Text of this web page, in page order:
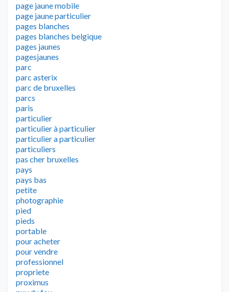
page jaune mobile
page jaune particulier
pages blanches
pages blanches belgique
pages jaunes
pagesjaunes
parc
parc asterix
parc de bruxelles
parcs
paris
particulier
particulier à particulier
particulier a particulier
particuliers
pas cher bruxelles
pays
pays bas
petite
photographie
pied
pieds
portable
pour acheter
pour vendre
professionnel
propriete
proximus